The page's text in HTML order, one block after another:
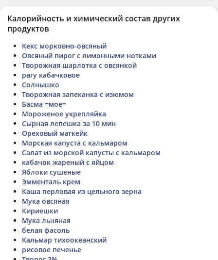
Калорийность и химический состав других
продуктов
Кекс морковно-овсяный
Овсяный пирог с лимонными нотками
Творожная шарлотка с овсянкой
рагу кабачковое
Солнышко
Творожная запеканка с изюмом
Басма =мое=
Мороженое укрепляйка
Сырная лепешка за 10 мин
Ореховый магкейк
Морская капуста с кальмаром
Салат из морской капусты с кальмаром
кабачок жареный с яйцом
Яблоки сушеные
Эмменталь крем
Каша перловая из цельного зерна
Мука овсяная
Кириешки
Мука льняная
белая фасоль
Кальмар тихоокеанский
рисовое печенье